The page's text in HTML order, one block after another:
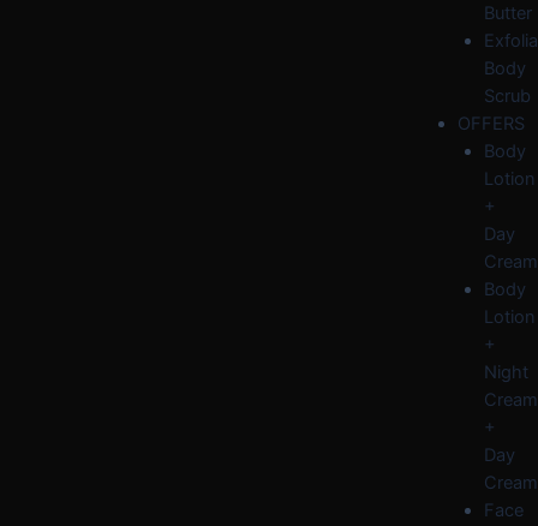
Butter
Body
Scrub
OFFERS
Body
Lotion
+
Day
Cream
Body
Lotion
+
Night
Cream
+
Day
Cream
Face